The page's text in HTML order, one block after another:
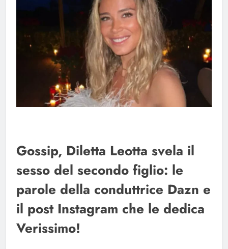
Gossip, Diletta Leotta svela il
sesso del secondo figlio: le
parole della conduttrice Dazn e
il post Instagram che le dedica
Verissimo!